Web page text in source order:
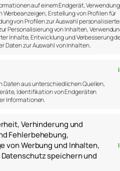
auf einem Endgerät, Verwendung
Erstellung von Profilen für
von Profilen zur Auswahl
Personalisierung von Inhalten,
Inhalte, Entwicklung und Verbesserung
Daten zur Auswahl von Inhalten.
Daten aus unterschiedlichen Quellen,
Identifikation von Endgeräten
Informationen.
Verhinderung und
Fehlerbehebung,
von Werbung und Inhalten,
speichern und
Thema
ist mir aufgefallen, die
übersehen den
(83% der
in expert observers”
pmc/articles/